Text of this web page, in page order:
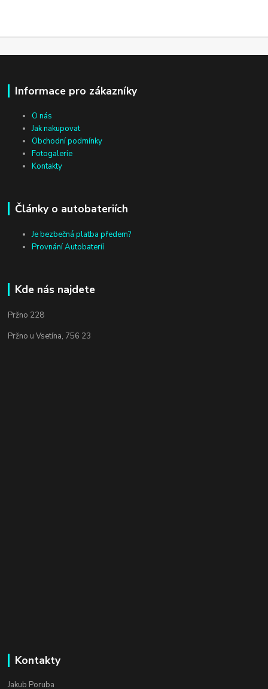
Informace pro zákazníky
O nás
Jak nakupovat
Obchodní podmínky
Fotogalerie
Kontakty
Články o autobateriích
Je bezbečná platba předem?
Provnání Autobateríí
Kde nás najdete
Pržno 228
Pržno u Vsetína, 756 23
Kontakty
Jakub Poruba